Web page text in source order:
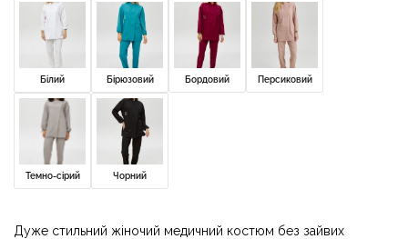
Білий Бірюзовий Бордовий Персиковий
Темно-сірий Чорний
Дуже стильний жіночий медичний костюм без зайвих